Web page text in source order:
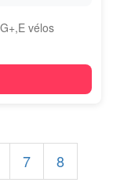
vélos
7
8